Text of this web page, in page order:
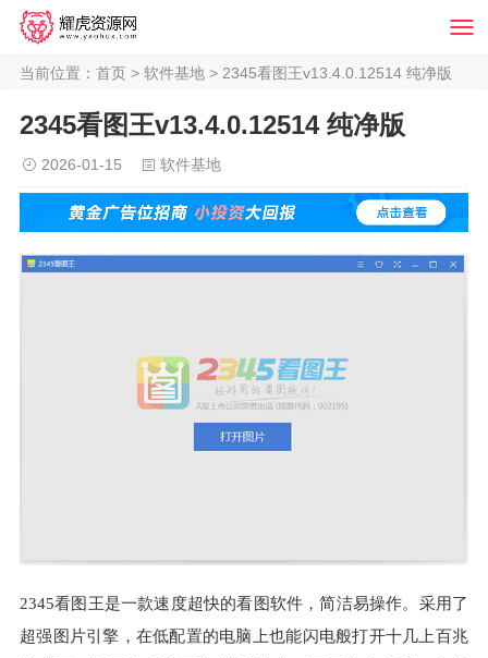
当前位置： 首页 > 软件基地 > 2345看图王v13.4.0.12514 纯净版
2345看图王v13.4.0.12514 纯净版
2026-01-15 软件基地
2345看图王是一款速度超快的看图软件，简洁易操作。采用了
超强图片引擎，在低配置的电脑上也能闪电般打开十几上百兆